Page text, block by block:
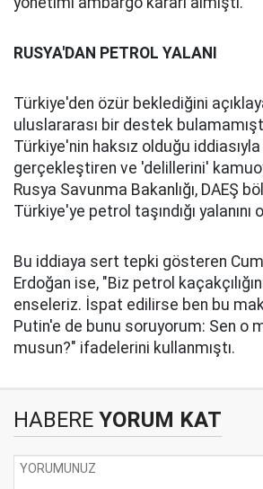
RUSYA'DAN PETROL YALANI
Türkiye'den özür beklediğini
uluslararası bir destek
Türkiye'nin haksız olduğu iddiasıyla
gerçekleştiren ve 'delillerini'
Rusya Savunma Bakanlığı, DAEŞ
Türkiye'ye petrol taşındığı yalanını
Bu iddiaya sert tepki gösteren
Erdoğan ise, "Biz petrol
enseleriz. İspat edilirse ben bu
Putin'e de bunu soruyorum: Sen o
musun?" ifadelerini kullanmıştı.
HABERE YORUM KAT